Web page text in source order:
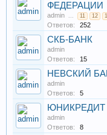
ФЕДЕРАЦИИ
admin ... 11 12
Ответов: 252
СКБ-БАНК
admin
Ответов:
15
НЕВСКИЙ
admin
Ответов:
5
ЮНИКРЕДИТ
admin
Ответов:
8